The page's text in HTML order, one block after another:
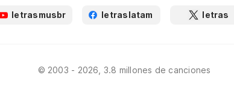
letrasmusbr letraslatam letras
© 2003 - 2026, 3.8 millones de canciones